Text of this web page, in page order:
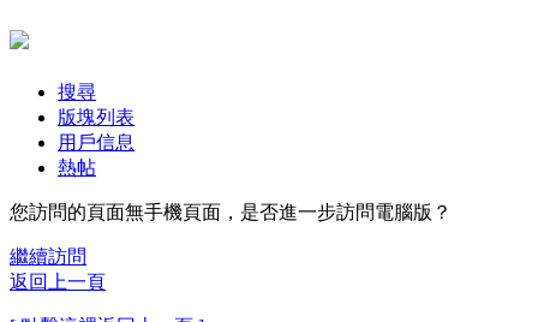
搜尋
版塊列表
用戶信息
熱帖
您訪問的頁面無手機頁面，是否進一步訪問電腦版？
繼續訪問
返回上一頁